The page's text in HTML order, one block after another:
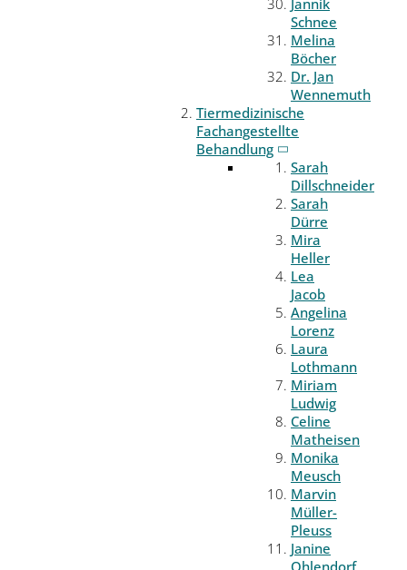
Jannik
Schnee
Melina
Böcher
Dr. Jan
Wennemuth
Tiermedizinische
Fachangestellte
Behandlung
Sarah
Dillschneider
Sarah
Dürre
Mira
Heller
Lea
Jacob
Angelina
Lorenz
Laura
Lothmann
Miriam
Ludwig
Celine
Matheisen
Monika
Meusch
Marvin
Müller-
Pleuss
Janine
Ohlendorf